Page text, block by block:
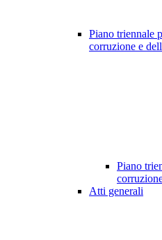
Piano triennale
corruzione e
Piano
Atti generali